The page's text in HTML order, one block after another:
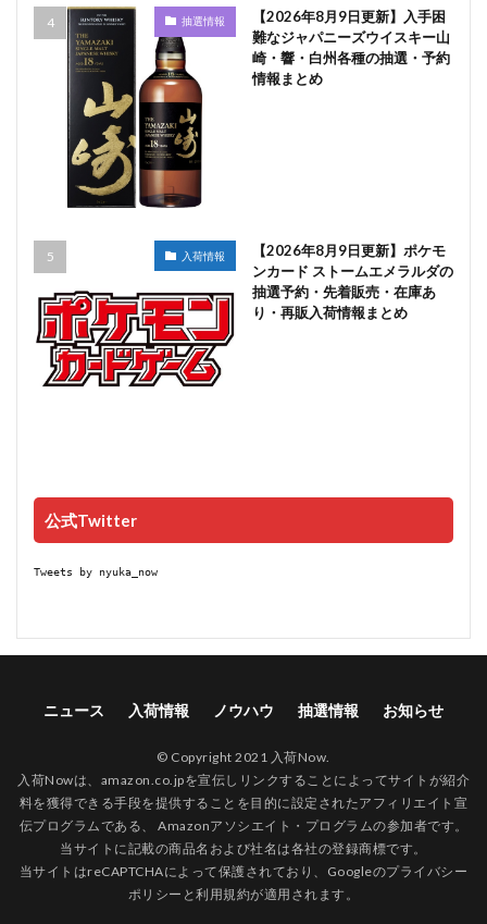
抽選情報
【2026年8月9日更新】入手困
難なジャパニーズウイスキー山
崎・響・白州各種の抽選・予約
情報まとめ
入荷情報
【2026年8月9日更新】ポケモ
ンカード ストームエメラルダの
抽選予約・先着販売・在庫あ
り・再販入荷情報まとめ
公式Twitter
Tweets by nyuka_now
ニュース 入荷情報 ノウハウ 抽選情報 お知らせ
© Copyright 2021 入荷Now.
入荷Nowは、amazon.co.jpを宣伝しリンクすることによってサイトが紹介
料を獲得できる手段を提供することを目的に設定されたアフィリエイト宣
伝プログラムである、 Amazonアソシエイト・プログラムの参加者です。
当サイトに記載の商品名および社名は各社の登録商標です。
当サイトはreCAPTCHAによって保護されており、Googleのプライバシー
ポリシー と利用規約が適用されます。